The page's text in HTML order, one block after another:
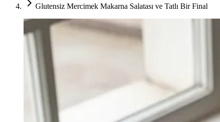
Glutensiz Mercimek Makarna Salatası ve Tatlı Bir Final